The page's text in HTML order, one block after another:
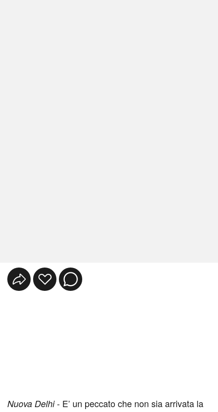
Nuova Delhi- E’ un peccato che non sia arrivata la